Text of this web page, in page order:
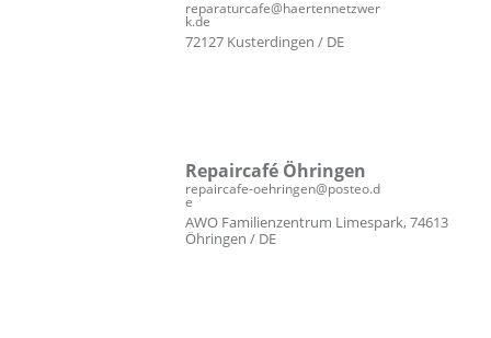
reparaturcafe@haertennetzwer
k.de
72127 Kusterdingen / DE
Repaircafé Öhringen
repaircafe-oehringen@posteo.d
e
AWO Familienzentrum Limespark, 74613
Öhringen / DE